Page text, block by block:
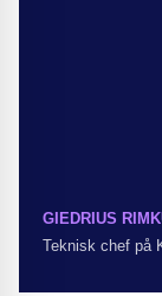
GIEDRIUS
Teknisk chef på